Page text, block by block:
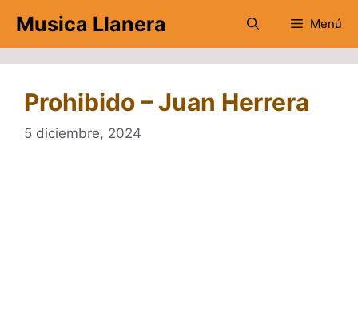
contenido
Musica Llanera Menú
Prohibido – Juan Herrera
5 diciembre, 2024